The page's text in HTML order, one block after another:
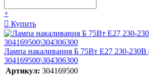
+
Купить
Лампа накаливания Б 75Вт E27 230-230В
304169500\304306300
Артикул: 304169500